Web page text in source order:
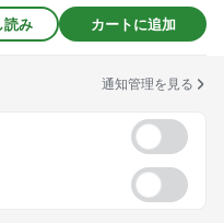
読み カートに追加
通知管理を見る